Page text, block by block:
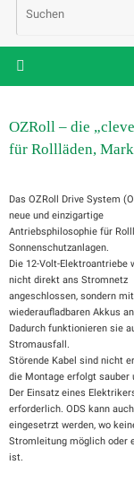
OZRoll – die
für Rollläden,
Das OZRoll Drive System
neue und einzigartige
Antriebsphilosophie für
Sonnenschutzanlagen.
Die 12-Volt-Elektroantriebe
nicht direkt ans Stromnetz
angeschlossen, sondern mit
wiederaufladbaren Akkus
Dadurch funktionieren sie
Stromausfall.
Störende Kabel sind nicht
die Montage erfolgt sauber
Der Einsatz eines
erforderlich. ODS kann
eingesetrzt werden, wo
Stromleitung möglich oder
ist.